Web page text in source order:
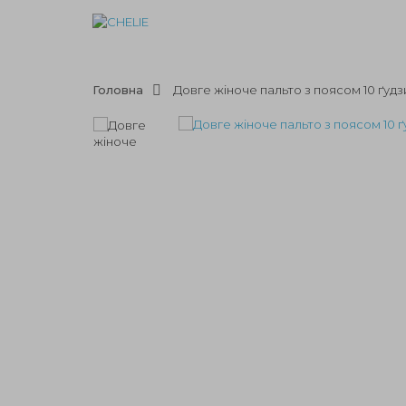
Головна Довге жіноче пальто з поясом 10